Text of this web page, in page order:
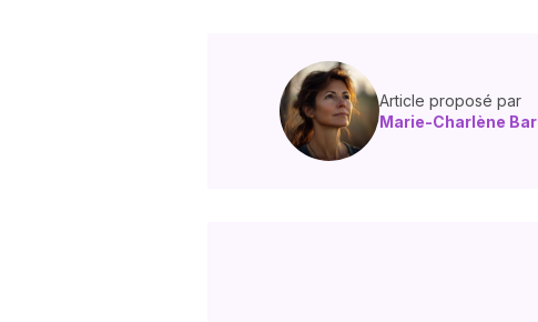
Article proposé par
Marie-Charlène